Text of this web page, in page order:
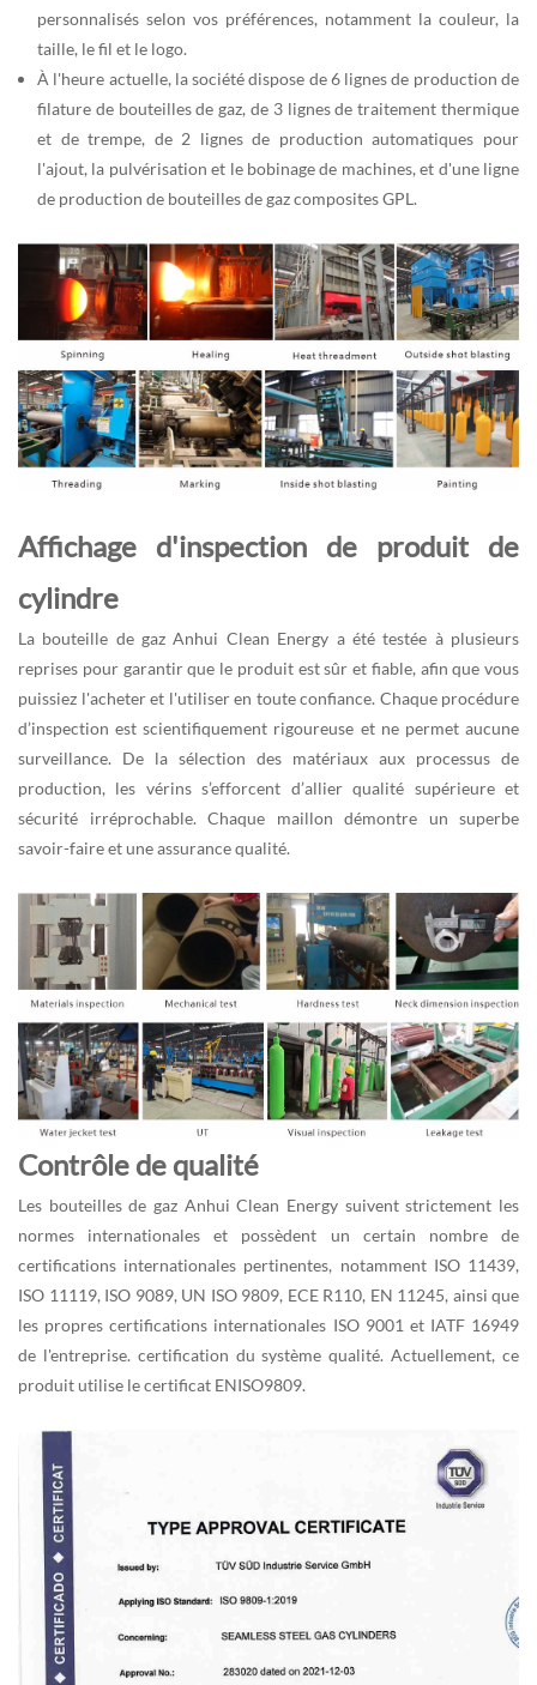
personnalisés selon vos préférences, notamment la couleur, la
taille, le fil et le logo.
À l'heure actuelle, la société dispose de 6 lignes de production de
filature de bouteilles de gaz, de 3 lignes de traitement thermique
et de trempe, de 2 lignes de production automatiques pour
l'ajout, la pulvérisation et le bobinage de machines, et d'une ligne
de production de bouteilles de gaz composites GPL.
Affichage d'inspection de produit de
cylindre
La bouteille de gaz Anhui Clean Energy a été testée à plusieurs
reprises pour garantir que le produit est sûr et fiable, afin que vous
puissiez l'acheter et l'utiliser en toute confiance. Chaque procédure
d’inspection est scientifiquement rigoureuse et ne permet aucune
surveillance. De la sélection des matériaux aux processus de
production, les vérins s’efforcent d’allier qualité supérieure et
sécurité irréprochable. Chaque maillon démontre un superbe
savoir-faire et une assurance qualité.
Contrôle de qualité
Les bouteilles de gaz Anhui Clean Energy suivent strictement les
normes internationales et possèdent un certain nombre de
certifications internationales pertinentes, notamment ISO 11439,
ISO 11119, ISO 9089, UN ISO 9809, ECE R110, EN 11245, ainsi que
les propres certifications internationales ISO 9001 et IATF 16949
de l'entreprise. certification du système qualité. Actuellement, ce
produit utilise le certificat ENISO9809.